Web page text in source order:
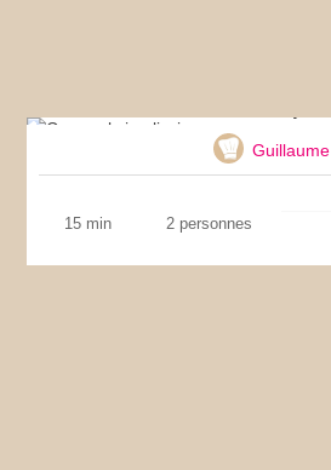
Guillaume
15 min 2 personnes